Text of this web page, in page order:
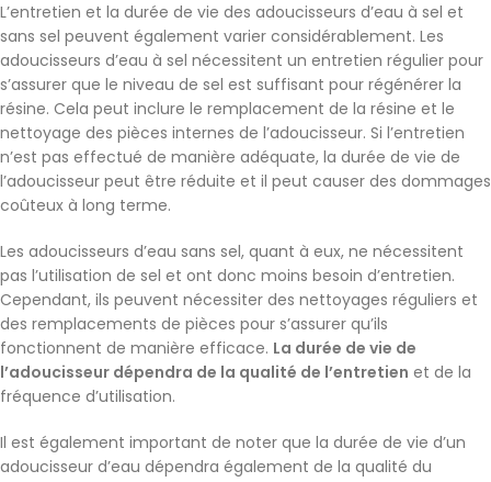
L’entretien et la durée de vie des adoucisseurs d’eau à sel et
sans sel peuvent également varier considérablement. Les
adoucisseurs d’eau à sel nécessitent un entretien régulier pour
s’assurer que le niveau de sel est suffisant pour régénérer la
résine. Cela peut inclure le remplacement de la résine et le
nettoyage des pièces internes de l’adoucisseur. Si l’entretien
n’est pas effectué de manière adéquate, la durée de vie de
l’adoucisseur peut être réduite et il peut causer des dommages
coûteux à long terme.
Les adoucisseurs d’eau sans sel, quant à eux, ne nécessitent
pas l’utilisation de sel et ont donc moins besoin d’entretien.
Cependant, ils peuvent nécessiter des nettoyages réguliers et
des remplacements de pièces pour s’assurer qu’ils
fonctionnent de manière efficace. La durée de vie de
l’adoucisseur dépendra de la qualité de l’entretien et de la
fréquence d’utilisation.
Il est également important de noter que la durée de vie d’un
adoucisseur d’eau dépendra également de la qualité du